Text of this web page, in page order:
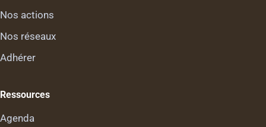
Nos actions
Nos réseaux
Adhérer
Ressources
Agenda